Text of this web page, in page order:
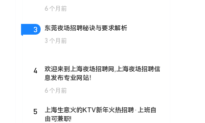
6 个月前
3 东莞夜场招聘秘诀与要求解析
3 个月前
4
欢迎来到上海夜场招聘网,上海夜场招聘信
息发布专业网站！
6 个月前
5
上海生意火的KTV新年火热招聘·上班自
由可兼职!